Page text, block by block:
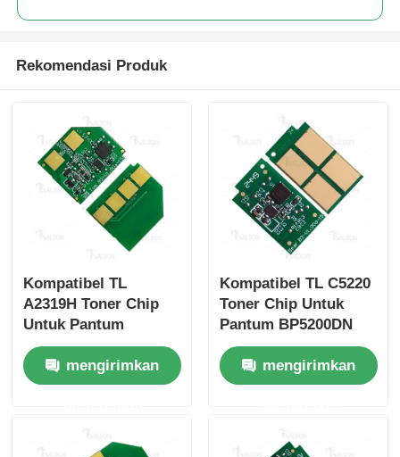
Chip Tajam
Bagian Printer dan Kopia
Unit Drum & Fuser
Kartrid toner
Pantum Chip
Rekomendasi Produk
Kompatibel TL
A2319H Toner Chip
Untuk Pantum
BP2300 BP2300NW
BP2300W BM2300
mengirimkan
Kompatibel TL C5220
Toner Chip Untuk
Pantum BP5200DN
BP5200DW
BM5220ADWmengirimkan